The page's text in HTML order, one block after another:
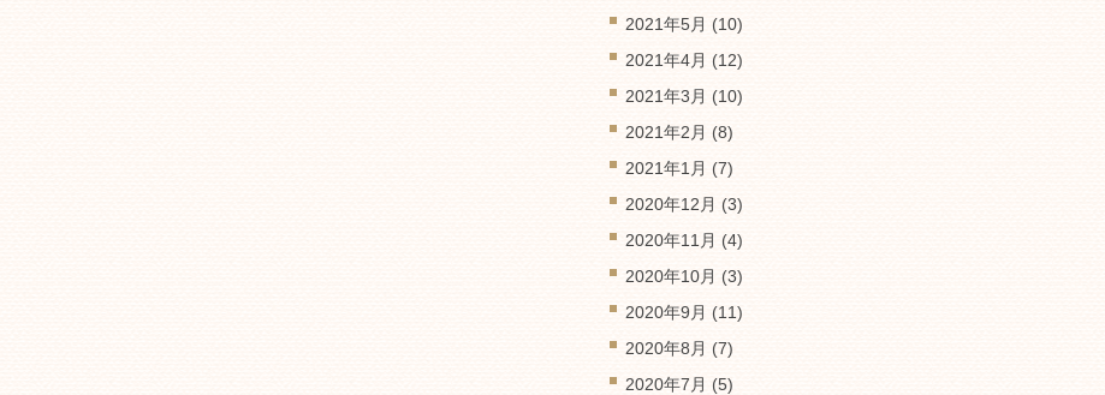
2021年5月 (10)
2021年4月 (12)
2021年3月 (10)
2021年2月 (8)
2021年1月 (7)
2020年12月 (3)
2020年11月 (4)
2020年10月 (3)
2020年9月 (11)
2020年8月 (7)
2020年7月 (5)